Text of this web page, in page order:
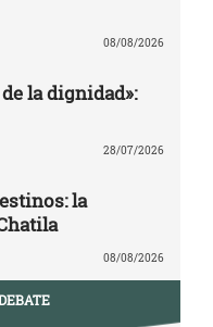
08/08/2026
la dignidad»:
28/07/2026
la
08/08/2026